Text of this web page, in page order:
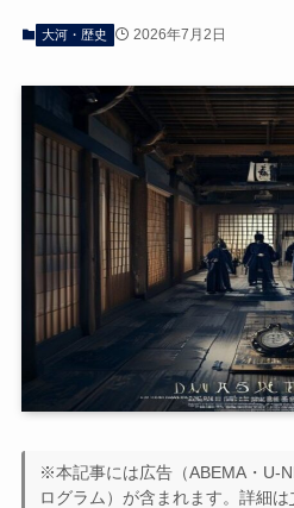
大河・歴史 2026年7月2日
※本記事には広告（ABEMA・U-
ログラム）が含まれます。詳細は